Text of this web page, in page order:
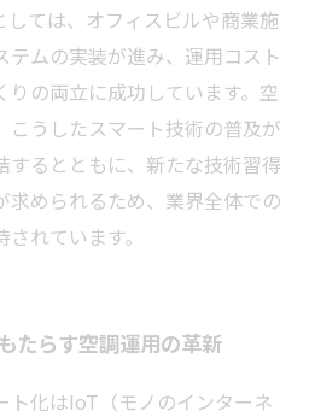
しては、オフィスビルや商業施
テムの実装が進み、運用コスト
りの両立に成功しています。空
こうしたスマート技術の普及が
するとともに、新たな技術習得
求められるため、業界全体での
れています。
たらす空調運用の革新
ト化はIoT（モノのインターネ